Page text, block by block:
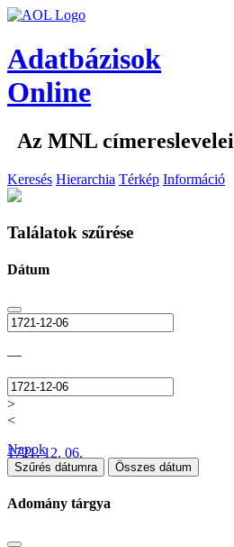
Adatbázisok
Online
Az MNL címereslevelei
Keresés Hierarchia Térkép Információ
Találatok szűrése
Dátum
—
>
<
1721. 12. 06.
Napok
Szűrés dátumra Összes dátum
Adomány tárgya